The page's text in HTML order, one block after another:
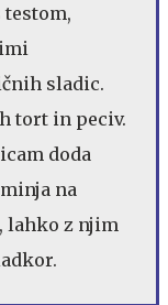
sladic.
tort in peciv.
doda
na
lahko z njim